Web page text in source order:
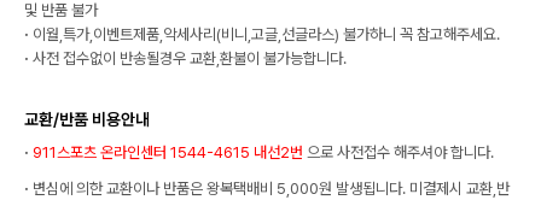
및 반품 불가
· 이월,특가,이벤트제품,악세사리(비니,고글,선글라스) 불가하니 꼭 참고해주세요.
· 사전 접수없이 반송될경우 교환,환불이 불가능합니다.
교환/반품 비용안내
· 911스포츠 온라인센터 1544-4615 내선2번 으로 사전접수 해주셔야 합니다.
· 변심에 의한 교환이나 반품은 왕복택배비 5,000원 발생됩니다. 미결제시 교환,반